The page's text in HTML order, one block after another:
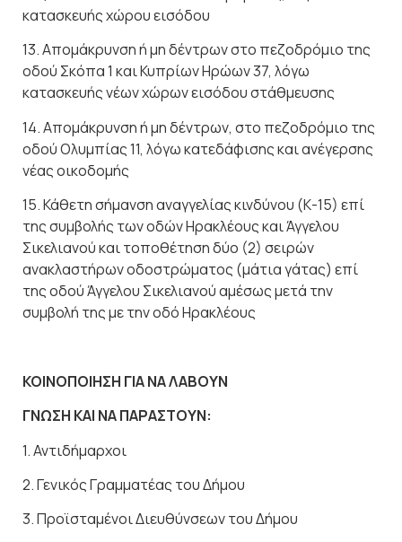
κατασκευής χώρου εισόδου
13. Απομάκρυνση ή μη δέντρων στο πεζοδρόμιο της
οδού Σκόπα 1 και Κυπρίων Ηρώων 37, λόγω
κατασκευής νέων χώρων εισόδου στάθμευσης
14. Απομάκρυνση ή μη δέντρων, στο πεζοδρόμιο της
οδού Ολυμπίας 11, λόγω κατεδάφισης και ανέγερσης
νέας οικοδομής
15. Κάθετη σήμανση αναγγελίας κινδύνου (Κ-15) επί
της συμβολής των οδών Ηρακλέους και Άγγελου
Σικελιανού και τοποθέτηση δύο (2) σειρών
ανακλαστήρων οδοστρώματος (μάτια γάτας) επί
της οδού Άγγελου Σικελιανού αμέσως μετά την
συμβολή της με την οδό Ηρακλέους
ΚΟΙΝΟΠΟΙΗΣΗ ΓΙΑ ΝΑ ΛΑΒΟΥΝ
ΓΝΩΣΗ ΚΑΙ ΝΑ ΠΑΡΑΣΤΟΥΝ:
1. Αντιδήμαρχοι
2. Γενικός Γραμματέας του Δήμου
3. Προϊσταμένοι Διευθύνσεων του Δήμου